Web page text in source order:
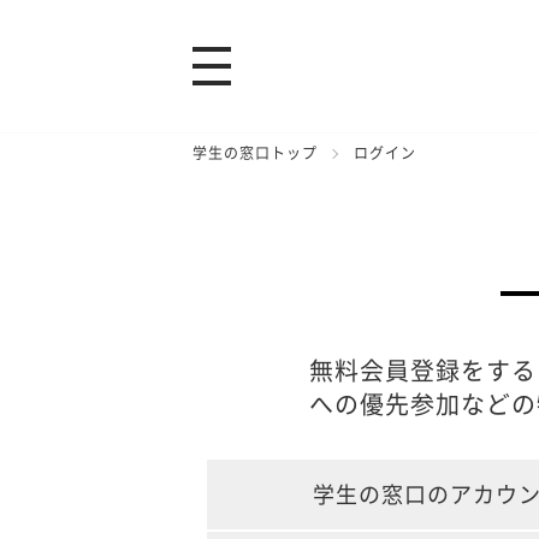
学生の窓口トップ ログイン
無料会員登録をす
への優先参加など
学生の窓口のアカウ